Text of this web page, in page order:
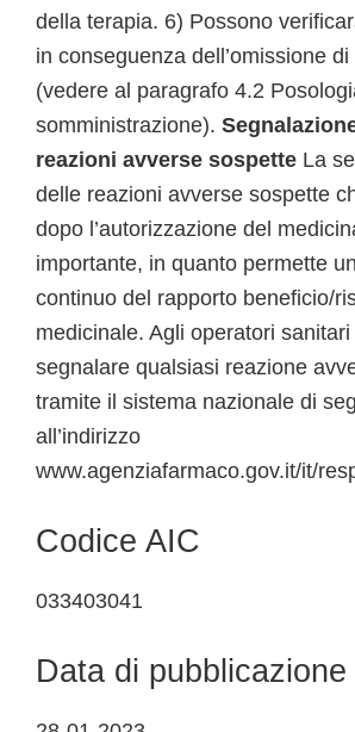
della terapia. 6) Possono
in conseguenza dell’omissione
(vedere al paragrafo 4.2
somministrazione).
reazioni avverse sospette La
delle reazioni avverse sospette
dopo l’autorizzazione del
importante, in quanto permette
continuo del rapporto beneficio/
medicinale. Agli operatori
segnalare qualsiasi reazione
tramite il sistema nazionale di
all’indirizzo
www.agenziafarmaco.gov.it/it/
Codice AIC
033403041
Data di pubblicazione